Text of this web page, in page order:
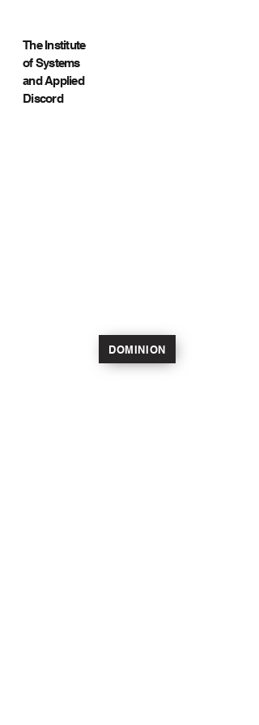
The Institute
of Systems
and Applied
Discord
DOMINION